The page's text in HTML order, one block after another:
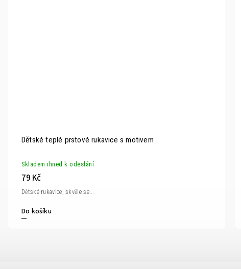
Dětské teplé prstové rukavice s motivem
Skladem ihned k odeslání
79 Kč
Do košíku
Dětské rukavice, skvěle se...